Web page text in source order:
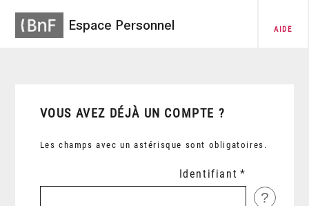
Espace Personnel AIDE
VOUS AVEZ DÉJÀ UN COMPTE ?
Les champs avec un astérisque sont obligatoires.
Identifiant
?